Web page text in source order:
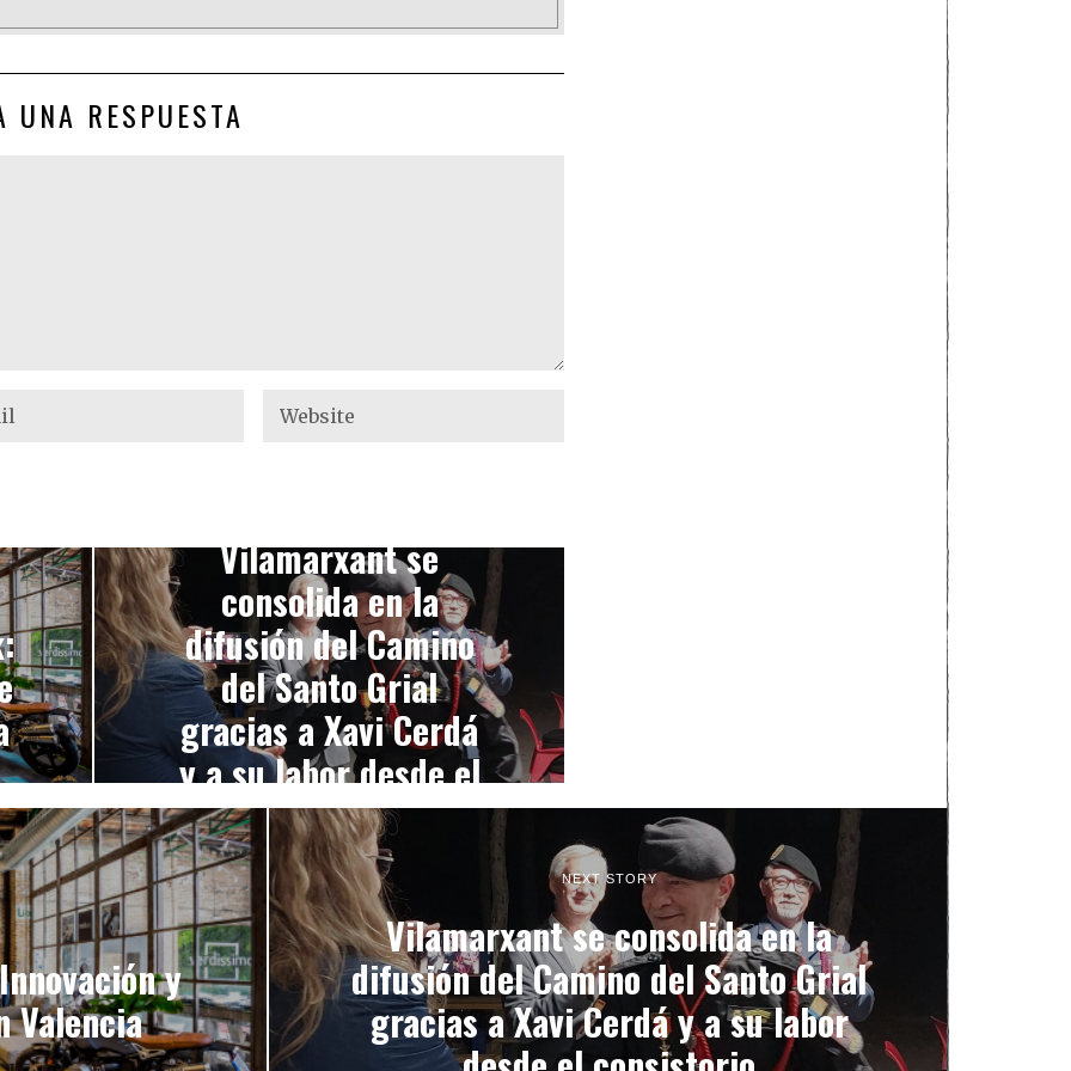
UNA RESPUESTA
Vilamarxant se
consolida en la
difusión del Camino
del Santo Grial
gracias a Xavi Cerdá
y a su labor desde el
consistorio
y
Valencia
NEXT STORY
Vilamarxant se consolida en la
difusión del Camino del Santo Grial
gracias a Xavi Cerdá y a su labor